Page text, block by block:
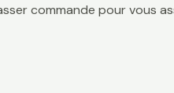
commande pour vous